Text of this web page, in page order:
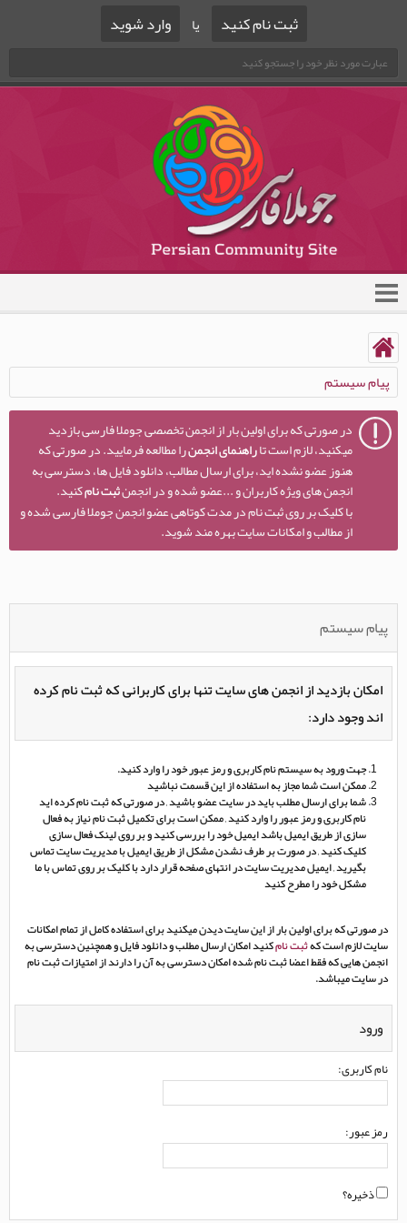
ثبت نام کنید یا وارد شوید
پیام سیستم
در صورتی که برای اولین بار از انجمن تخصصی جوملا فارسی بازدید
میکنید، لازم است تاراهنمای انجمنرا مطالعه فرمایید. در صورتی که
هنوز عضو نشده اید، برای ارسال مطالب، دانلود فایل ها، دسترسی به
انجمن های ویژه کاربران و ...عضو شده و در انجمنثبت نامکنید.
با کلیک بر روی ثبت نام در مدت کوتاهی عضو انجمن جوملا فارسی شده و
از مطالب و امکانات سایت بهره مند شوید.
پیام سیستم
امکان بازدید از انجمن های سایت تنها برای کاربرانی که ثبت نام کرده
اند وجود دارد:
جهت ورود به سیستم نام کاربری و رمز عبور خود را وارد کنید.
ممکن است شما مجاز به استفاده از این قسمت نباشید
شما برای ارسال مطلب باید در سایت عضو باشید , در صورتی که ثبت نام کرده اید
نام کاربری و رمز عبور را وارد کنید , ممکن است برای تکمیل ثبت نام نیاز به فعال
سازی از طریق ایمیل باشد ایمیل خود را بررسی کنید و بر روی لینک فعال سازی
کلیک کنید , در صورت بر طرف نشدن مشکل از طریق ایمیل با مدیریت سایت تماس
بگیرید , ایمیل مدیریت سایت در انتهای صفحه قرار دارد با کلیک بر روی تماس با ما
مشکل خود را مطرح کنید
در صورتی که برای اولین بار از این سایت دیدن میکنید برای استفاده کامل از تمام امکانات
سایت لازم است کهثبت نامکنید امکان ارسال مطلب و دانلود فایل و همچنین دسترسی به
انجمن هایی که فقط اعضا ثبت نام شده امکان دسترسی به آن را دارند از امتیازات ثبت نام
در سایت میباشد.
ورود
نام کاربری:
رمز عبور:
ذخیره؟